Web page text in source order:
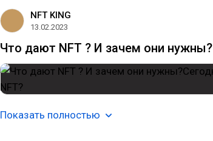
NFT KING
13.02.2023
Что дают NFT ? И зачем они нужны?
Показать полностью